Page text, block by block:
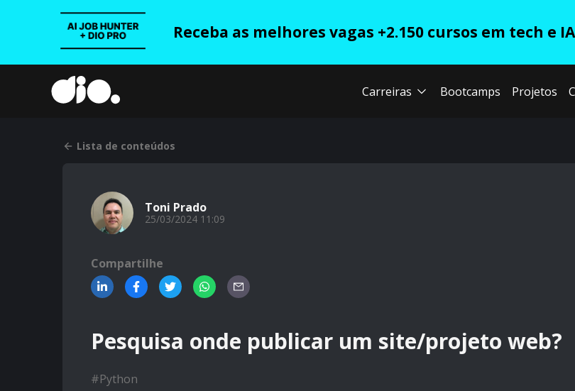
Receba as melhores vagas +2.150 cursos em tech e IA
Carreiras Bootcamps Projetos
Lista de conteúdos
Toni Prado
25/03/2024 11:09
Compartilhe
Pesquisa onde publicar um site/projeto web?
#Python